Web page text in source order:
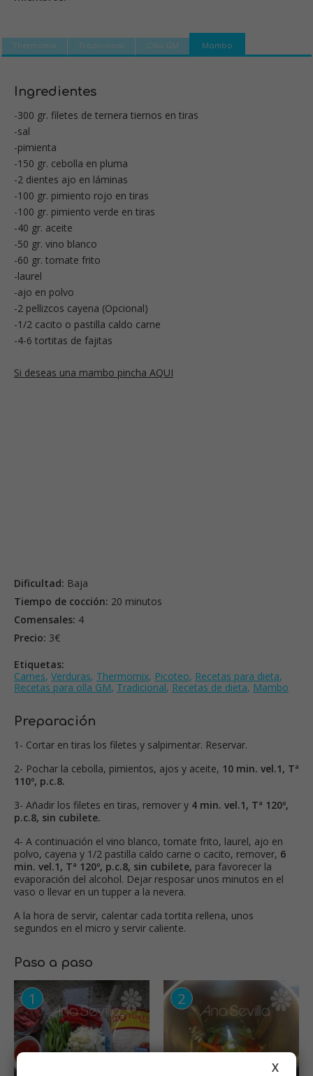
Thermomix Tradicional Olla GM Mambo
Ingredientes
-300 gr. filetes de ternera tiernos en tiras
-sal
-pimienta
-150 gr. cebolla en pluma
-2 dientes ajo en láminas
-100 gr. pimiento rojo en tiras
-100 gr. pimiento verde en tiras
-40 gr. aceite
-50 gr. vino blanco
-60 gr. tomate frito
-laurel
-ajo en polvo
-2 pellizcos cayena (Opcional)
-1/2 cacito o pastilla caldo carne
-4-6 tortitas de fajitas
Si deseas una mambo pincha AQUI
Dificultad: Baja
Tiempo de cocción: 20 minutos
Comensales: 4
Precio: 3€
Etiquetas:
Carnes, Verduras, Thermomix, Picoteo, Recetas para dieta,
Recetas para olla GM, Tradicional, Recetas de dieta, Mambo
Preparación
1- Cortar en tiras los filetes y salpimentar. Reservar.
2- Pochar la cebolla, pimientos, ajos y aceite, 10 min. vel.1, Tª
110º, p.c.8.
3- Añadir los filetes en tiras, remover y 4 min. vel.1, Tª 120º,
p.c.8, sin cubilete.
4- A continuación el vino blanco, tomate frito, laurel, ajo en
polvo, cayena y 1/2 pastilla caldo carne o cacito, remover, 6
min. vel.1, Tª 120º, p.c.8, sin cubilete, para favorecer la
evaporación del alcohol. Dejar resposar unos minutos en el
vaso o llevar en un tupper a la nevera.
A la hora de servir, calentar cada tortita rellena, unos
segundos en el micro y servir caliente.
Paso a paso
X